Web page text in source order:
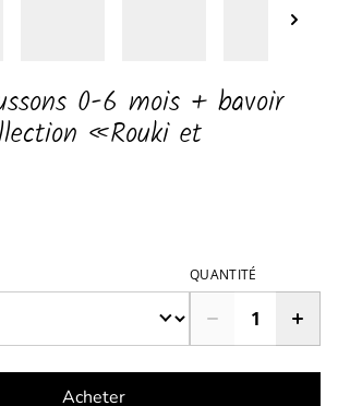
0-6 mois + bavoir
«Rouki et
QUANTITÉ
Acheter